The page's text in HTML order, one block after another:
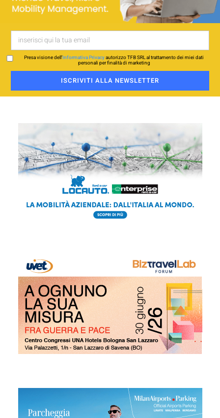
Presa visione dell’Informativa Privacyautorizzo TFB SRL al trattamento dei miei dati
personali per finalità di marketing
ISCRIVITI ALLA NEWSLETTER